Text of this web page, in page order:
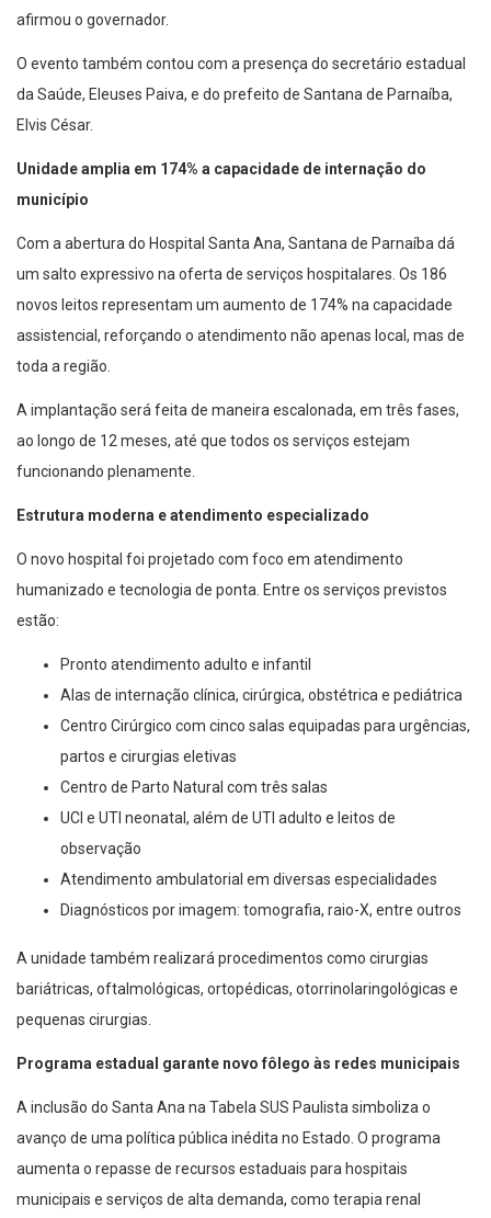
afirmou o governador.
O evento também contou com a presença do secretário estadual
da Saúde, Eleuses Paiva, e do prefeito de Santana de Parnaíba,
Elvis César.
Unidade amplia em 174% a capacidade de internação do
município
Com a abertura do Hospital Santa Ana, Santana de Parnaíba dá
um salto expressivo na oferta de serviços hospitalares. Os 186
novos leitos representam um aumento de 174% na capacidade
assistencial, reforçando o atendimento não apenas local, mas de
toda a região.
A implantação será feita de maneira escalonada, em três fases,
ao longo de 12 meses, até que todos os serviços estejam
funcionando plenamente.
Estrutura moderna e atendimento especializado
O novo hospital foi projetado com foco em atendimento
humanizado e tecnologia de ponta. Entre os serviços previstos
estão:
Pronto atendimento adulto e infantil
Alas de internação clínica, cirúrgica, obstétrica e pediátrica
Centro Cirúrgico com cinco salas equipadas para urgências,
partos e cirurgias eletivas
Centro de Parto Natural com três salas
UCI e UTI neonatal, além de UTI adulto e leitos de
observação
Atendimento ambulatorial em diversas especialidades
Diagnósticos por imagem: tomografia, raio-X, entre outros
A unidade também realizará procedimentos como cirurgias
bariátricas, oftalmológicas, ortopédicas, otorrinolaringológicas e
pequenas cirurgias.
Programa estadual garante novo fôlego às redes municipais
A inclusão do Santa Ana na Tabela SUS Paulista simboliza o
avanço de uma política pública inédita no Estado. O programa
aumenta o repasse de recursos estaduais para hospitais
municipais e serviços de alta demanda, como terapia renal